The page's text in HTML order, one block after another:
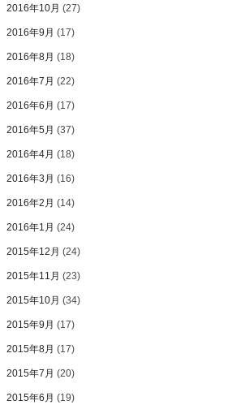
2016年10月 (27)
2016年9月 (17)
2016年8月 (18)
2016年7月 (22)
2016年6月 (17)
2016年5月 (37)
2016年4月 (18)
2016年3月 (16)
2016年2月 (14)
2016年1月 (24)
2015年12月 (24)
2015年11月 (23)
2015年10月 (34)
2015年9月 (17)
2015年8月 (17)
2015年7月 (20)
2015年6月 (19)